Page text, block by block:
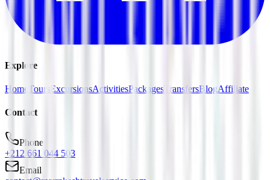
Explore
Home Tours ExcursionsActivitiesPackages TransfersBlogAffiliate
Contact
Phone
+212 661 044 503
Email